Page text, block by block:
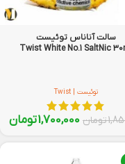
سالت آناناس توئیست
Twist White No.1 SaltNic
توئیست | Twist
تومان 1,700,000تومان